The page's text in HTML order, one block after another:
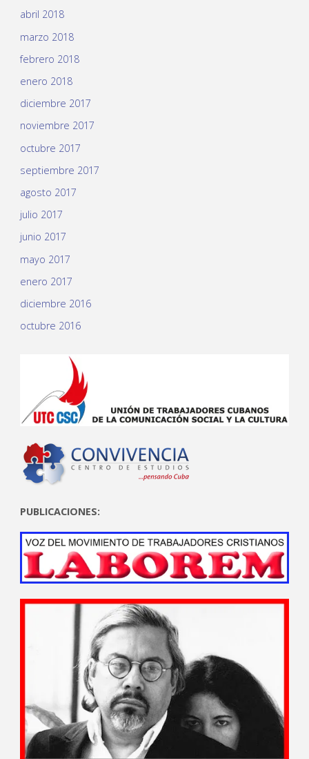
abril 2018
marzo 2018
febrero 2018
enero 2018
diciembre 2017
noviembre 2017
octubre 2017
septiembre 2017
agosto 2017
julio 2017
junio 2017
mayo 2017
enero 2017
diciembre 2016
octubre 2016
PUBLICACIONES: